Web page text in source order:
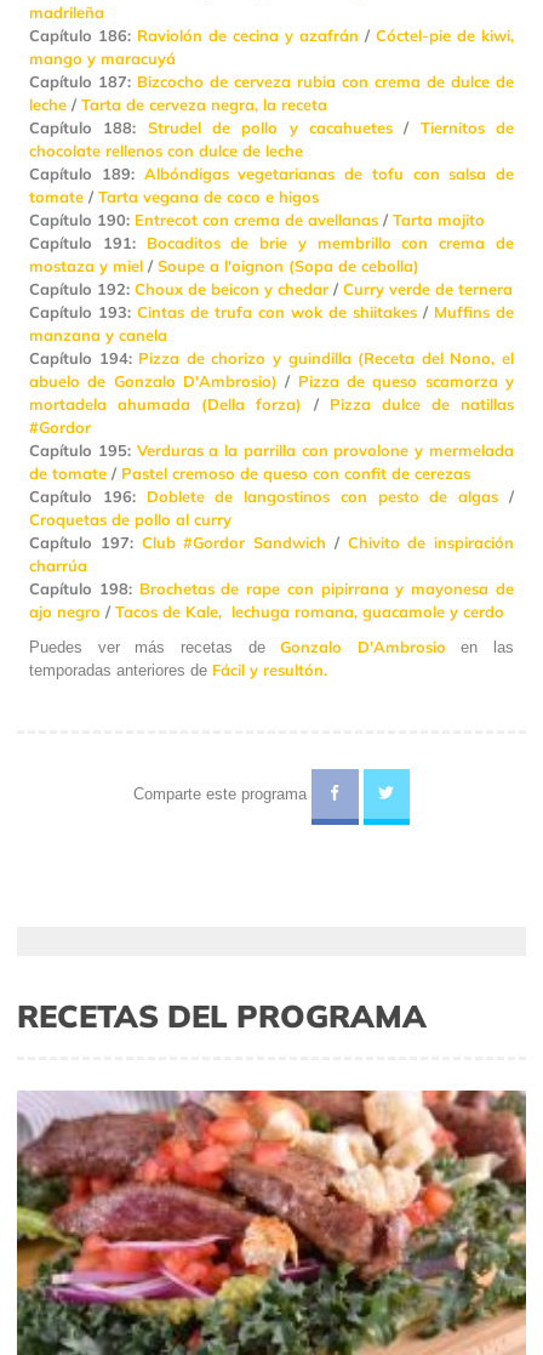
madrileña
Capítulo 186: Raviolón de cecina y azafrán / Cóctel-pie de kiwi,
mango y maracuyá
Capítulo 187: Bizcocho de cerveza rubia con crema de dulce de
leche / Tarta de cerveza negra, la receta
Capítulo 188: Strudel de pollo y cacahuetes / Tiernitos de
chocolate rellenos con dulce de leche
Capítulo 189: Albóndigas vegetarianas de tofu con salsa de
tomate / Tarta vegana de coco e higos
Capítulo 190: Entrecot con crema de avellanas / Tarta mojito
Capítulo 191: Bocaditos de brie y membrillo con crema de
mostaza y miel / Soupe a l'oignon (Sopa de cebolla)
Capítulo 192: Choux de beicon y chedar / Curry verde de ternera
Capítulo 193: Cintas de trufa con wok de shiitakes / Muffins de
manzana y canela
Capítulo 194: Pizza de chorizo y guindilla (Receta del Nono, el
abuelo de Gonzalo D'Ambrosio) / Pizza de queso scamorza y
mortadela ahumada (Della forza) / Pizza dulce de natillas
#Gordor
Capítulo 195: Verduras a la parrilla con provolone y mermelada
de tomate / Pastel cremoso de queso con confit de cerezas
Capítulo 196: Doblete de langostinos con pesto de algas /
Croquetas de pollo al curry
Capítulo 197: Club #Gordor Sandwich / Chivito de inspiración
charrúa
Capítulo 198: Brochetas de rape con pipirrana y mayonesa de
ajo negro / Tacos de Kale, lechuga romana, guacamole y cerdo
Puedes ver más recetas deGonzalo D'Ambrosio en las
temporadas anteriores de Fácil y resultón.
Comparte este programa
RECETAS DEL PROGRAMA